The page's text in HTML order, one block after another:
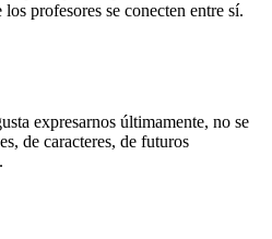
profesores se conecten entre sí.
expresarnos últimamente, no se
de caracteres, de futuros